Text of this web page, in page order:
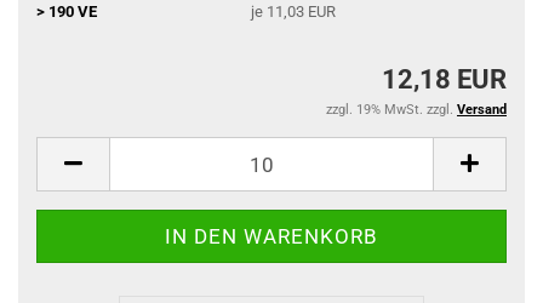
> 190 VE
je 11,03 EUR
12,18 EUR
zzgl. 19% MwSt. zzgl. Versand